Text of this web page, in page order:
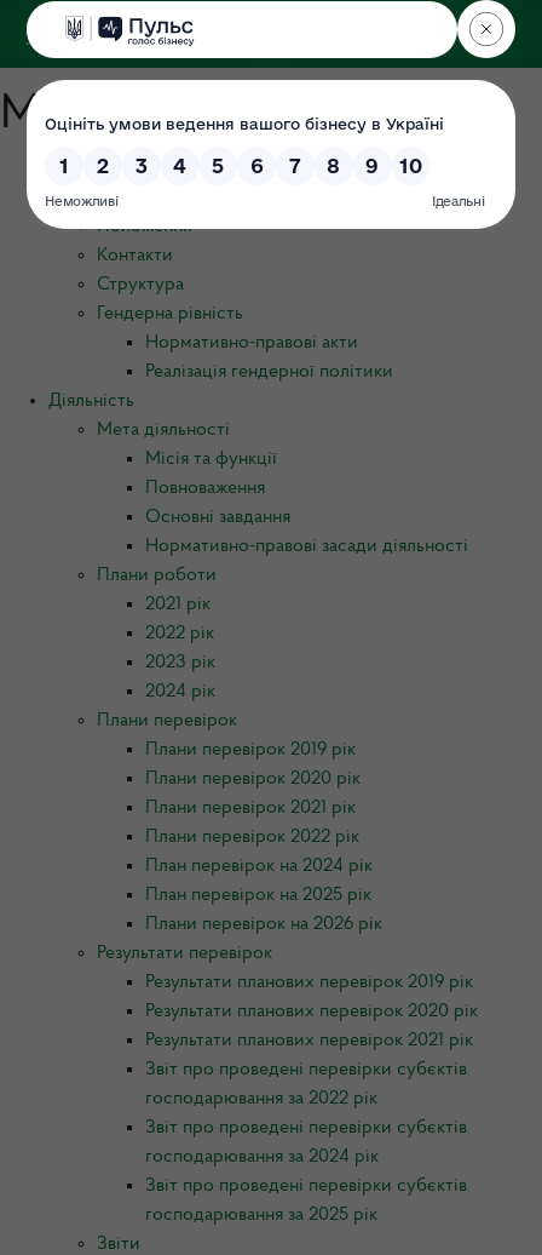
ДЕРЖЕКОІНСПЕКЦІЯ
у Хмельницькій області
Мапа порталу
Про ДЕІ
Керівництво
Положення
Контакти
Структура
Гендерна рівність
Нормативно-правові акти
Реалізація гендерної політики
Діяльність
Мета діяльності
Місія та функції
Повноваження
Основні завдання
Нормативно-правові засади діяльності
Плани роботи
2021 рік
2022 рік
2023 рік
2024 рік
Плани перевірок
Плани перевірок 2019 рік
Плани перевірок 2020 рік
Плани перевірок 2021 рік
Плани перевірок 2022 рік
План перевірок на 2024 рік
План перевірок на 2025 рік
Плани перевірок на 2026 рік
Результати перевірок
Результати планових перевірок 2019 рік
Результати планових перевірок 2020 рік
Результати планових перевірок 2021 рік
Звіт про проведені перевірки субєктів
господарювання за 2022 рік
Звіт про проведені перевірки субєктів
господарювання за 2024 рік
Звіт про проведені перевірки субєктів
господарювання за 2025 рік
Звіти